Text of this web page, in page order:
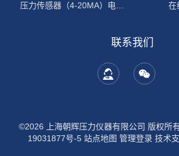
压力传感器（4-20MA）电流输出 在
联系我们
©2026 上海朝辉压力仪器有限公司 版权所
19031877号-5 站点地图 管理登录技术支